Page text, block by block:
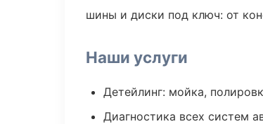
шины и диски под ключ: от
Наши услуги
Детейлинг: мойка,
Диагностика всех систем